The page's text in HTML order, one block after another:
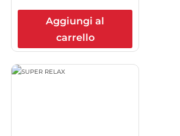
Aggiungi al
carrello